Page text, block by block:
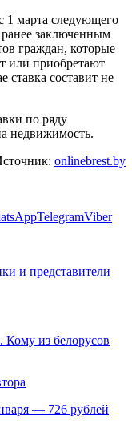
1 марта следующего
ранее заключенным
граждан, которые
или приобретают
ставка составит не
по ряду
недвижимость.
onlinebrest.by
TelegramViber
и представители
из белорусов
— 726 рублей